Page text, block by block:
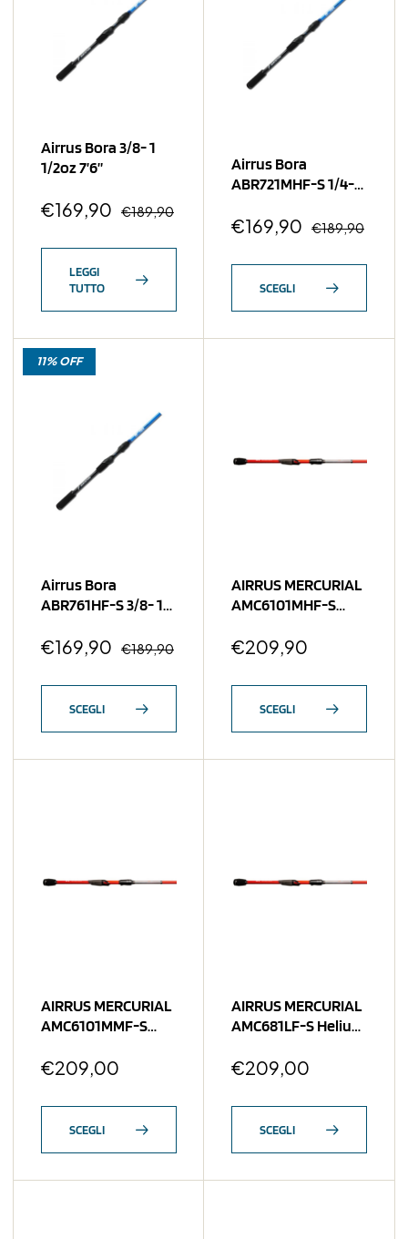
Airrus Bora 3/8- 1
1/2oz 7’6”
€189,90
€169,90
LEGGI
TUTTO
Airrus Bora
ABR721MHF-S 1/4-
€189,90
€169,90
SCEGLI
11% OFF
Airrus Bora
ABR761HF-S 3/8- 1
€189,90
€169,90
SCEGLI
AIRRUS MERCURIAL
AMC6101MHF-S
€209,90
SCEGLI
AIRRUS MERCURIAL
AMC6101MMF-S
3/16-5/8 OZ
€209,00
SCEGLI
AIRRUS MERCURIAL
AMC681LF-S Helium
€209,00
SCEGLI